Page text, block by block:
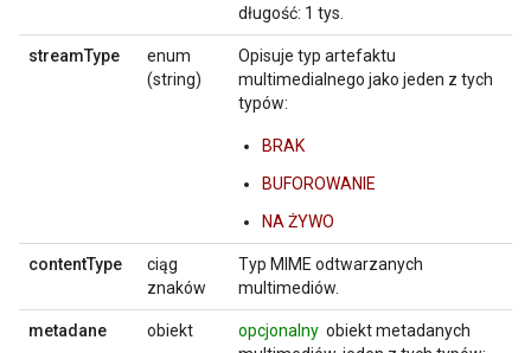
długość: 1 tys.
streamType
enum
(string)
Opisuje typ artefaktu
multimedialnego jako jeden z tych
typów:
BRAK
BUFOROWANIE
NA ŻYWO
contentType
ciąg
znaków
Typ MIME odtwarzanych
multimediów.
metadane obiekt opcjonalny obiekt metadanych